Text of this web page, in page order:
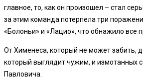
главное, то, как он произошел – стал
за этим команда потерпела три
«Болоньи» и «Лацио», что обнажило все
От Хименеса, который не может забить,
который выглядит чужим, и измотанных
Павловича.